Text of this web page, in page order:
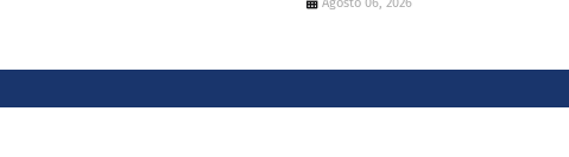
Agosto 06, 2026